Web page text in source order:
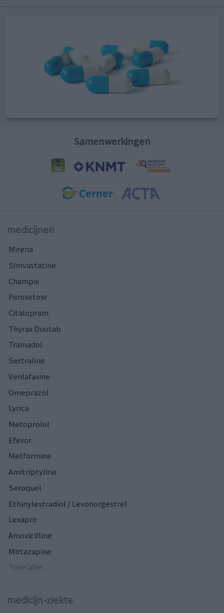
Samenwerkingen
medicijnen
Mirena
Simvastatine
Champix
Paroxetine
Citalopram
Thyrax Duotab
Tramadol
Sertraline
Venlafaxine
Omeprazol
Lyrica
Metoprolol
Efexor
Metformine
Amitriptyline
Seroquel
Ethinylestradiol / Levonorgestrel
Lexapro
Amoxicilline
Mirtazapine
Toon alle...
medicijn-ziekte